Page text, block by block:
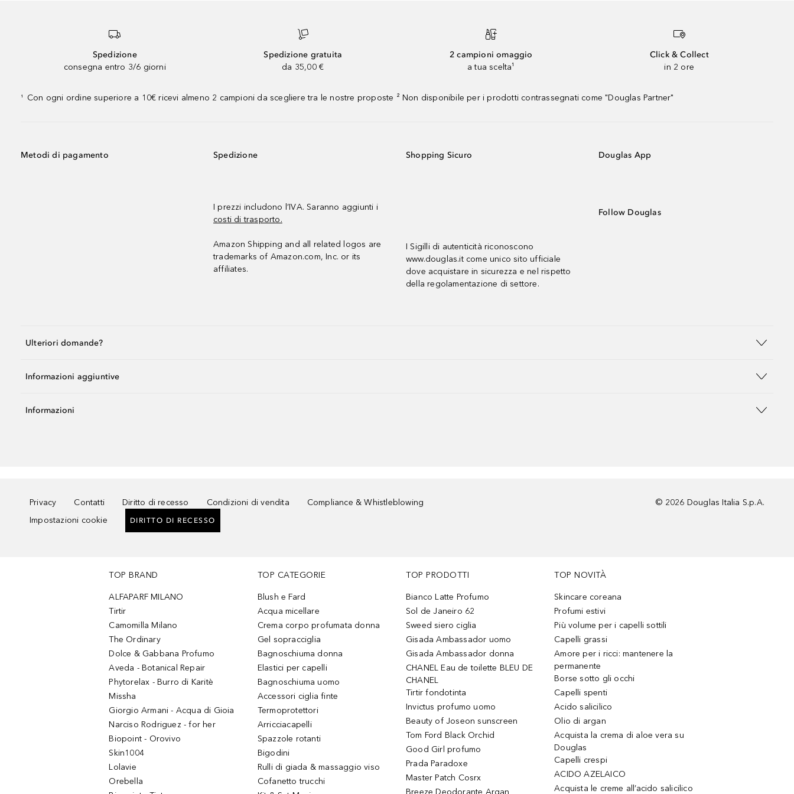
Spedizione
consegna entro 3/6 giorni
Spedizione gratuita
da 35,00 €
2 campioni omaggio
a tua scelta¹
Click & Collect
in 2 ore
¹ Con ogni ordine superiore a 10€ ricevi almeno 2 campioni da scegliere tra le nostre proposte ² Non disponibile per i prodotti contrassegnati come "Douglas Partner"
Metodi di pagamento Spedizione
I prezzi includono l’IVA. Saranno aggiunti i
costi di trasporto.
Amazon Shipping and all related logos are
trademarks of Amazon.com, Inc. or its
affiliates.
Shopping Sicuro
I Sigilli di autenticità riconoscono
www.douglas.it come unico sito ufficiale
dove acquistare in sicurezza e nel rispetto
della regolamentazione di settore.
Douglas App
Follow Douglas
Ulteriori domande?
Informazioni aggiuntive
Informazioni
Privacy Contatti Diritto di recesso Condizioni di vendita
Compliance & Whistleblowing
Impostazioni cookie
DIRITTO DI RECESSO
© 2026 Douglas Italia S.p.A.
TOP BRAND
ALFAPARF MILANO
Tirtir
Camomilla Milano
The Ordinary
Dolce & Gabbana Profumo
Aveda - Botanical Repair
Phytorelax - Burro di Karitè
Missha
Giorgio Armani - Acqua di Gioia
Narciso Rodriguez - for her
Biopoint - Orovivo
Skin1004
Lolavie
Orebella
TOP CATEGORIE
Blush e Fard
Acqua micellare
Crema corpo profumata donna
Gel sopracciglia
Bagnoschiuma donna
Elastici per capelli
Bagnoschiuma uomo
Accessori ciglia finte
Termoprotettori
Arricciacapelli
Spazzole rotanti
Bigodini
Rulli di giada & massaggio viso
Cofanetto trucchi
TOP PRODOTTI
Bianco Latte Profumo
Sol de Janeiro 62
Sweed siero ciglia
Gisada Ambassador uomo
Gisada Ambassador donna
CHANEL Eau de toilette BLEU DE
CHANEL
Tirtir fondotinta
Invictus profumo uomo
Beauty of Joseon sunscreen
Tom Ford Black Orchid
Good Girl profumo
Prada Paradoxe
Master Patch Cosrx
Breeze Deodorante Argan
TOP NOVITÀ
Skincare coreana
Profumi estivi
Più volume per i capelli sottili
Capelli grassi
Amore per i ricci: mantenere la
permanente
Borse sotto gli occhi
Capelli spenti
Acido salicilico
Olio di argan
Acquista la crema di aloe vera su
Douglas
Capelli crespi
ACIDO AZELAICO
Acquista le creme all’acido salicilico